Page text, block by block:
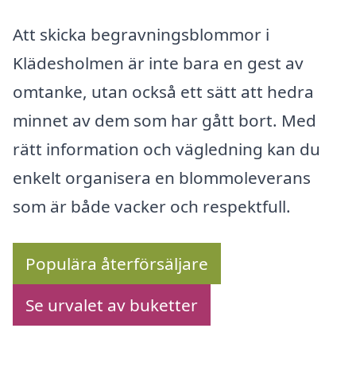
Att skicka begravningsblommor i
Klädesholmen är inte bara en gest av
omtanke, utan också ett sätt att hedra
minnet av dem som har gått bort. Med
rätt information och vägledning kan du
enkelt organisera en blommoleverans
som är både vacker och respektfull.
Populära återförsäljare
Se urvalet av buketter